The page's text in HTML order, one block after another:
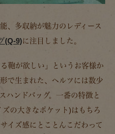
、多収納が魅力のレディース
(Q-9)に注目しました。
鞄が欲しい」というお客様か
で生まれた、ヘルツには数少
ハンドバッグ。一番の特徴と
の大きなポケット)はもちろ
イズ感にとことんこだわって